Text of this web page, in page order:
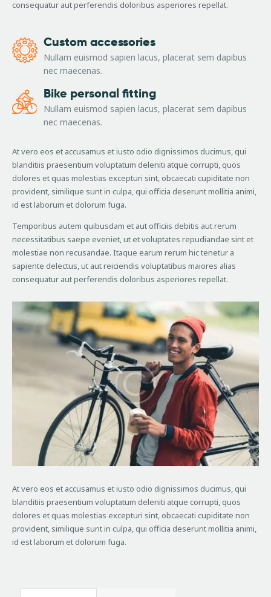
consequatur aut perferendis doloribus asperiores repellat.
Custom accessories
Nullam euismod sapien lacus, placerat sem dapibus
nec maecenas.
Bike personal fitting
Nullam euismod sapien lacus, placerat sem dapibus
nec maecenas.
At vero eos et accusamus et iusto odio dignissimos ducimus, qui
blanditiis praesentium voluptatum deleniti atque corrupti, quos
dolores et quas molestias excepturi sint, obcaecati cupiditate non
provident, similique sunt in culpa, qui officia deserunt mollitia animi,
id est laborum et dolorum fuga.
Temporibus autem quibusdam et aut officiis debitis aut rerum
necessitatibus saepe eveniet, ut et voluptates repudiandae sint et
molestiae non recusandae. Itaque earum rerum hic tenetur a
sapiente delectus, ut aut reiciendis voluptatibus maiores alias
consequatur aut perferendis doloribus asperiores repellat.
At vero eos et accusamus et iusto odio dignissimos ducimus, qui
blanditiis praesentium voluptatum deleniti atque corrupti, quos
dolores et quas molestias excepturi sint, obcaecati cupiditate non
provident, similique sunt in culpa, qui officia deserunt mollitia animi,
id est laborum et dolorum fuga.